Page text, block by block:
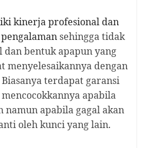
kinerja profesional dan
sehingga tidak
bentuk apapun yang
menyelesaikannya dengan
terdapat garansi
apabila
namun apabila gagal akan
oleh kunci yang lain.